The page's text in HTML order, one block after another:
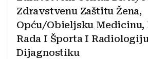
Zdravstvenu Zaštitu Žena,
Opću/Obieljsku Medicinu,
Rada I Športa I
Dijagnostiku